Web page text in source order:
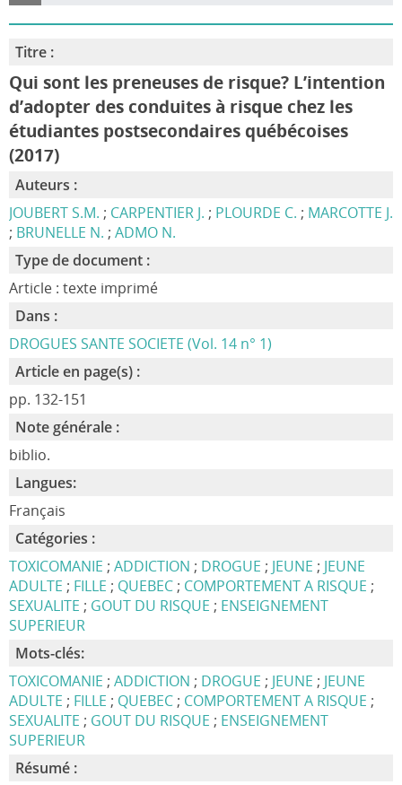
Titre :
Qui sont les preneuses de risque? L’intention
d’adopter des conduites à risque chez les
étudiantes postsecondaires québécoises
(2017)
Auteurs :
JOUBERT S.M. ; CARPENTIER J. ; PLOURDE C. ; MARCOTTE J.
; BRUNELLE N. ; ADMO N.
Type de document :
Article : texte imprimé
Dans :
DROGUES SANTE SOCIETE (Vol. 14 n° 1)
Article en page(s) :
pp. 132-151
Note générale :
biblio.
Langues:
Français
Catégories :
TOXICOMANIE ; ADDICTION ; DROGUE ; JEUNE ; JEUNE
ADULTE ; FILLE ; QUEBEC; COMPORTEMENT A RISQUE ;
SEXUALITE ; GOUT DU RISQUE ; ENSEIGNEMENT
SUPERIEUR
Mots-clés:
TOXICOMANIE ; ADDICTION ; DROGUE ; JEUNE ; JEUNE
ADULTE ; FILLE ; QUEBEC ; COMPORTEMENT A RISQUE ;
SEXUALITE ; GOUT DU RISQUE ; ENSEIGNEMENT
SUPERIEUR
Résumé :